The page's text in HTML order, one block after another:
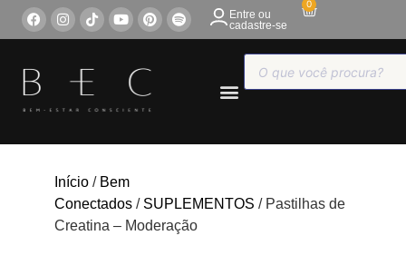
Entre ou
cadastre-se
0
Início / Bem
Conectados / SUPLEMENTOS / Pastilhas de
Creatina – Moderação